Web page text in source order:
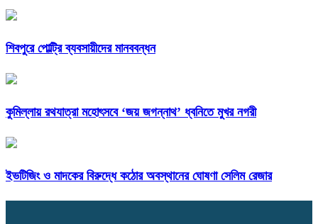
শিবপুরে পোল্ট্রি ব্যবসায়ীদের মানববন্ধন
কুমিল্লায় রথযাত্রা মহোৎসবে ‘জয় জগন্নাথ’ ধ্বনিতে মুখর নগরী
ইভটিজিং ও মাদকের বিরুদ্ধে কঠোর অবস্থানের ঘোষণা সেলিম রেজার